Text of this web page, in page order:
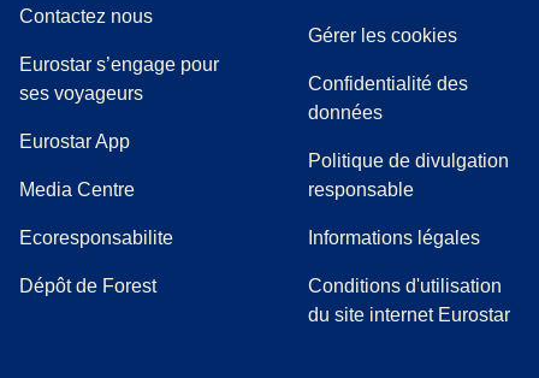
Contactez nous
Eurostar s’engage pour
ses voyageurs
Eurostar App
Media Centre( Ouvre un nouvel onglet)
Ecoresponsabilite
Dépôt de Forest
Gérer les cookies
Confidentialité des
données
Politique de divulgation
responsable
Informations légales
Conditions d'utilisation
du site internet Eurostar